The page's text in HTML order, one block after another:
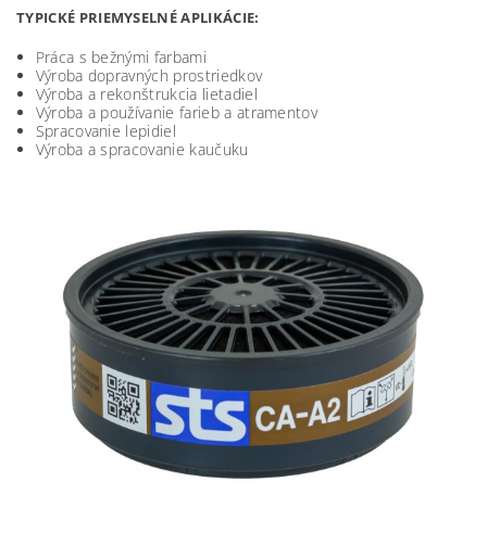
TYPICKÉ PRIEMYSELNÉ APLIKÁCIE:
Práca s bežnými farbami
Výroba dopravných prostriedkov
Výroba a rekonštrukcia lietadiel
Výroba a používanie farieb a atramentov
Spracovanie lepidiel
Výroba a spracovanie kaučuku